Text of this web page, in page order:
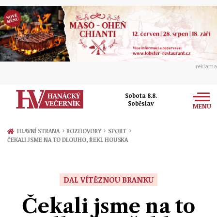
reklama
Sobota 8.8.
Soběslav
MENU
Zprávy
Přerov
Ekonomika
Hudba
Ženy
Sport
HLAVNÍ STRANA › ROZHOVORY › SPORT ›
ČEKALI JSME NA TO DLOUHO, ŘEKL HOUSKA
DAL VÍTĚZNOU BRANKU
Čekali jsme na to